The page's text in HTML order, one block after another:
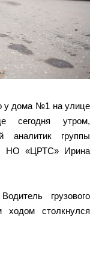
у дома №1 на улице
сегодня утром,
аналитик группы
НО «ЦРТС» Ирина
грузового
ходом столкнулся